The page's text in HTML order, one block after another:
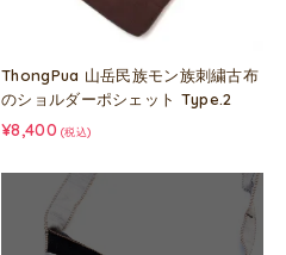
ThongPua 山岳民族モン族刺繍古布
のショルダーポシェット Type.2
¥8,400 (税込)